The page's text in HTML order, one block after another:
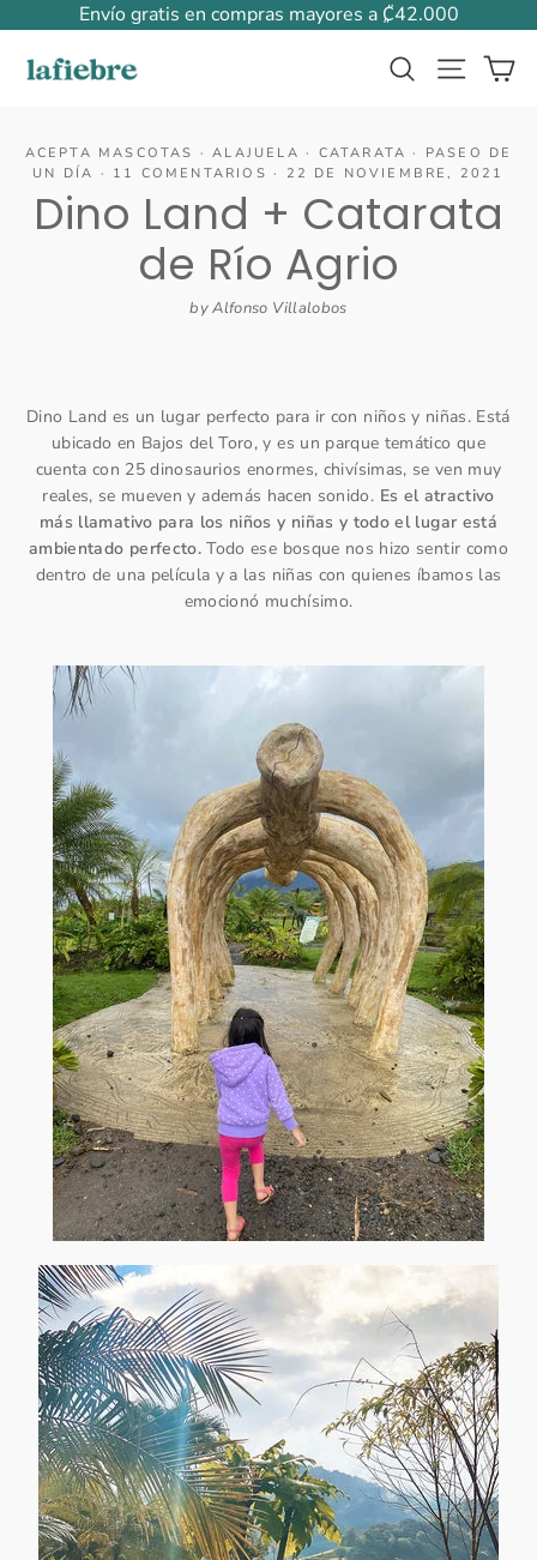
directamente
Envío gratis en compras mayores a ₡42.000
Buscar
ACEPTA MASCOTAS ·ALAJUELA · CATARATA · PASEO DE
UN DÍA · 11 COMENTARIOS· 22 DE NOVIEMBRE, 2021
Dino Land + Catarata
de Río Agrio
by Alfonso Villalobos
Dino Land es un lugar perfecto para ir con niños y niñas. Está
ubicado en Bajos del Toro, y es un parque temático que
cuenta con 25 dinosaurios enormes, chivísimas, se ven muy
reales, se mueven y además hacen sonido. Es el atractivo
más llamativo para los niños y niñas y todo el lugar está
ambientado perfecto. Todo ese bosque nos hizo sentir como
dentro de una película y a las niñas con quienes íbamos las
emocionó muchísimo.